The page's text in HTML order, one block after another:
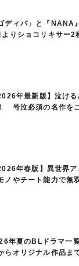
ゴディバ」と『
よりショコリキサー2
年最新版】泣け
号泣必須の名作を
2026年春版】異世界
ノやチート能力で無
年夏のBLドラマ一
らオリジナル作品ま